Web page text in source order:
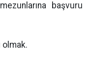
başvuru
olmak.